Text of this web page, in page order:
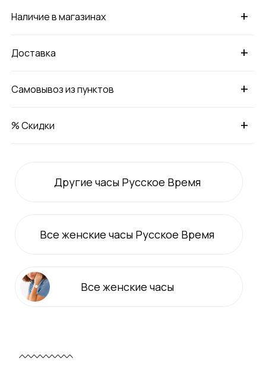
+
Наличие в магазинах
+
Доставка
+
Самовывоз из пунктов
+
% Скидки
Другие часы Русское Время
Всеженские часы Русское Время
Все женские часы